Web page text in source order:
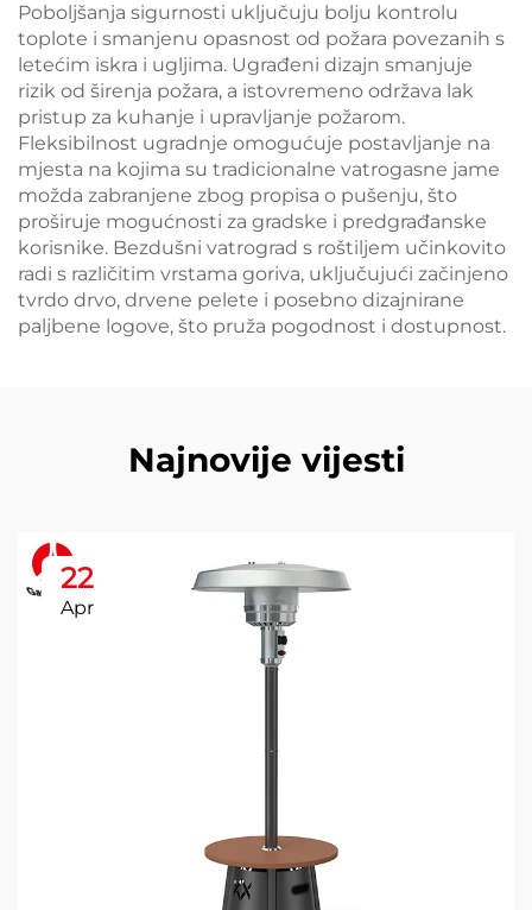
Poboljšanja sigurnosti uključuju bolju kontrolu
toplote i smanjenu opasnost od požara povezanih s
letećim iskra i ugljima. Ugrađeni dizajn smanjuje
rizik od širenja požara, a istovremeno održava lak
pristup za kuhanje i upravljanje požarom.
Fleksibilnost ugradnje omogućuje postavljanje na
mjesta na kojima su tradicionalne vatrogasne jame
možda zabranjene zbog propisa o pušenju, što
proširuje mogućnosti za gradske i predgrađanske
korisnike. Bezdušni vatrograd s roštiljem učinkovito
radi s različitim vrstama goriva, uključujući začinjeno
tvrdo drvo, drvene pelete i posebno dizajnirane
paljbene logove, što pruža pogodnost i dostupnost.
Najnovije vijesti
22
Apr